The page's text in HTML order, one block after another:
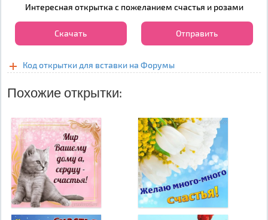
Интересная открытка с пожеланием счастья и розами
Скачать Отправить
Код открытки для вставки на Форумы
Похожие открытки: